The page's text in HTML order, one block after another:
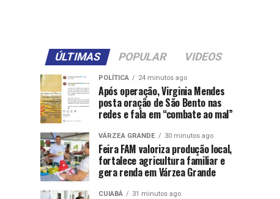
ÚLTIMAS POPULAR VIDEOS
POLÍTICA 24 minutos ago
Após operação, Virginia Mendes
posta oração de São Bento nas
redes e fala em “combate ao mal”
VÁRZEA GRANDE 30 minutos ago
Feira FAM valoriza produção local,
fortalece agricultura familiar e
gera renda em Várzea Grande
CUIABÁ 31 minutos ago